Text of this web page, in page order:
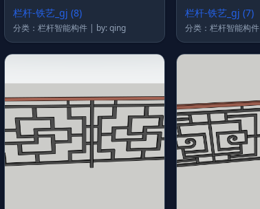
栏杆-铁艺_gj (8)
分类：栏杆智能构件 | by: qing
栏杆-铁艺_gj (7)